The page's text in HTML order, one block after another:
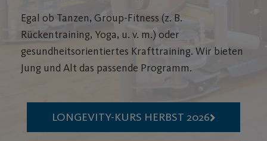
Egal ob Tanzen, Group-Fitness (z. B.
Rückentraining, Yoga, u. v. m.) oder
gesundheitsorientiertes Krafttraining. Wir bieten
Jung und Alt das passende Programm.
LONGEVITY-KURS HERBST 2026